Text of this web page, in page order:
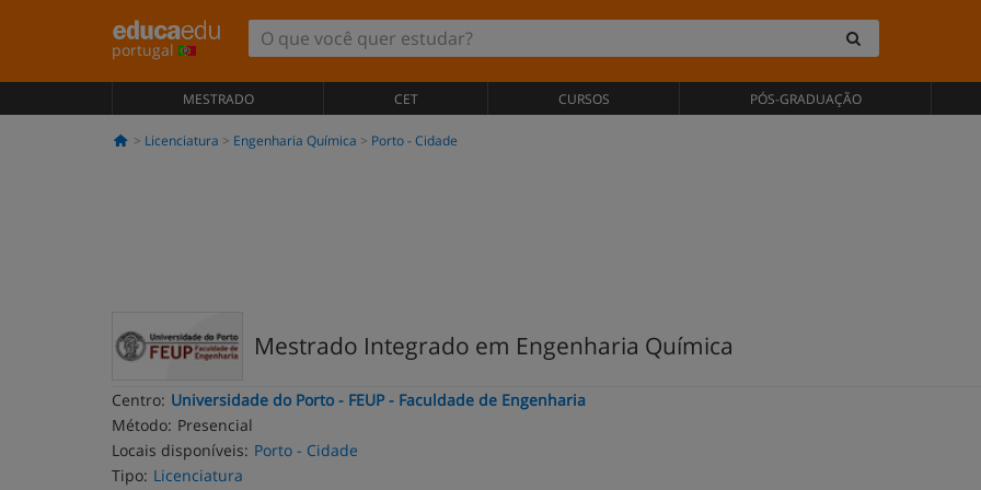
portugal
MESTRADO CET CURSOS PÓS-GRADUAÇÃO
Licenciatura Engenharia Química Porto - Cidade
Mestrado Integrado em Engenharia Química
Centro: Universidade do Porto - FEUP - Faculdade de Engenharia
Método: Presencial
Locais disponíveis: Porto - Cidade
Tipo: Licenciatura